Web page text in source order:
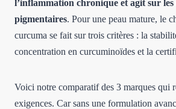
l’inflammation chronique et agit sur les
pigmentaires. Pour une peau mature, le
curcuma se fait sur trois critères : la
concentration en curcuminoïdes et la
Voici notre comparatif des 3 marques qui
exigences. Car sans une formulation